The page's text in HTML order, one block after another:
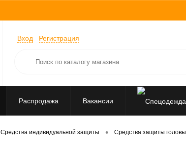
Вход Регистрация
Распродажа Вакансии
Перчатки, рукавицы
Средства индивидуальной защиты • Средства защиты головы